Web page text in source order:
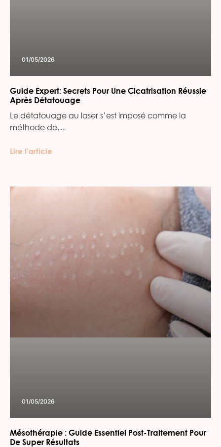
01/05/2026
Guide Expert: Secrets Pour Une Cicatrisation Réussie
Après Détatouage
Le détatouage au laser s’est imposé comme la
méthode de…
Lire l’article
01/05/2026
Mésothérapie : Guide Essentiel Post-Traitement Pour
De Super Résultats